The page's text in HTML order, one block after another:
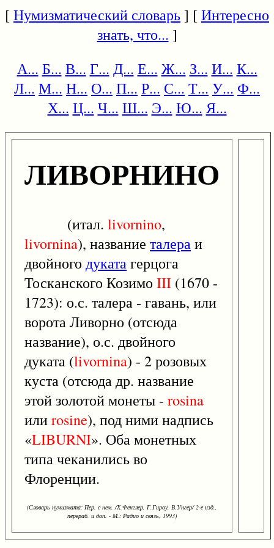
[Нумизматический словарь] [Интересно
знать, что... ]
А... Б... В... Г... Д... Е... Ж... З... И... К...
Л... М... Н... О... П... Р... С... Т... У... Ф...
Х... Ц... Ч... Ш... Э... Ю... Я...
ЛИВОРНИНО
(итал. livornino,
livornina), название талераи
двойного дукатагерцога
Тосканского Козимо III (1670 -
1723): о.с. талера - гавань, или
ворота Ливорно (отсюда
название), о.с. двойного
дуката (livornina) - 2 розовых
куста (отсюда др. название
этой золотой монеты - rosina
илиrosine), под ними надпись
«LIBURNI». Оба монетных
типа чеканились во
Флоренции.
(Словарь нумизмата: Пер. с нем. /Х.Фенглер, Г.Гироу, В.Унгер/ 2-е изд.,
перераб. и доп. - М.: Радио и связь, 1993)